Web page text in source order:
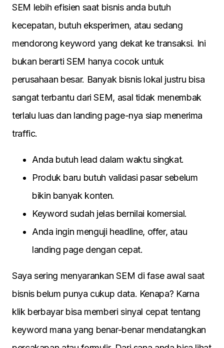
SEM lebih efisien saat bisnis anda butuh
kecepatan, butuh eksperimen, atau sedang
mendorong keyword yang dekat ke transaksi. Ini
bukan berarti SEM hanya cocok untuk
perusahaan besar. Banyak bisnis lokal justru bisa
sangat terbantu dari SEM, asal tidak menembak
terlalu luas dan landing page-nya siap menerima
traffic.
Anda butuh lead dalam waktu singkat.
Produk baru butuh validasi pasar sebelum
bikin banyak konten.
Keyword sudah jelas bernilai komersial.
Anda ingin menguji headline, offer, atau
landing page dengan cepat.
Saya sering menyarankan SEM di fase awal saat
bisnis belum punya cukup data. Kenapa? Karna
klik berbayar bisa memberi sinyal cepat tentang
keyword mana yang benar-benar mendatangkan